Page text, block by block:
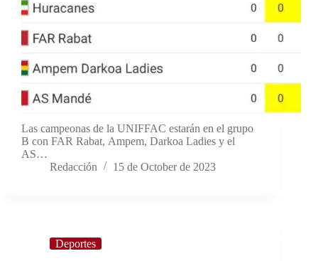
Las campeonas de la UNIFFAC estarán en el grupo
B con FAR Rabat, Ampem, Darkoa Ladies y el
AS…
Redacción
15 de October de 2023
Deportes